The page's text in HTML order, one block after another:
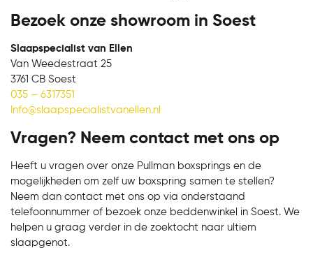
Bezoek onze showroom in Soest
Slaapspecialist van Ellen
Van Weedestraat 25
3761 CB Soest
035 – 6317351
Info@slaapspecialistvanellen.nl
Vragen? Neem contact met ons op
Heeft u vragen over onze Pullman boxsprings en de
mogelijkheden om zelf uw boxspring samen te stellen?
Neem dan contact met ons op via onderstaand
telefoonnummer of bezoek onze beddenwinkel in Soest. We
helpen u graag verder in de zoektocht naar ultiem
slaapgenot.